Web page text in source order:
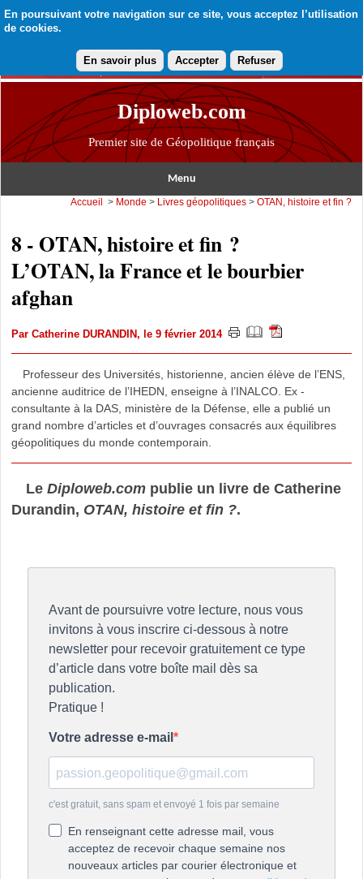
En poursuivant votre navigation sur ce site, vous acceptez l’utilisation
de cookies.
En savoir plus Accepter Refuser
Diploweb.com
Premier site de Géopolitique français
Menu
Accueil > Monde > Livres géopolitiques >OTAN, histoire et fin ?
8 - OTAN, histoire et fin ?
L’OTAN, la France et le bourbier
afghan
Par Catherine DURANDIN, le 9 février 2014
Professeur des Universités, historienne, ancien élève de l’ENS,
ancienne auditrice de l’IHEDN, enseigne à l’INALCO. Ex -
consultante à la DAS, ministère de la Défense, elle a publié un
grand nombre d’articles et d’ouvrages consacrés aux équilibres
géopolitiques du monde contemporain.
Le Diploweb.compublie un livre de Catherine
Durandin, OTAN, histoire et fin ?.